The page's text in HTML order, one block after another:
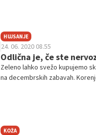
HUJSANJE
24. 06. 2020 08.55
Odlična je, če ste
Zeleno lahko svežo kupujemo
na decembrskih zabavah.
KOŽA